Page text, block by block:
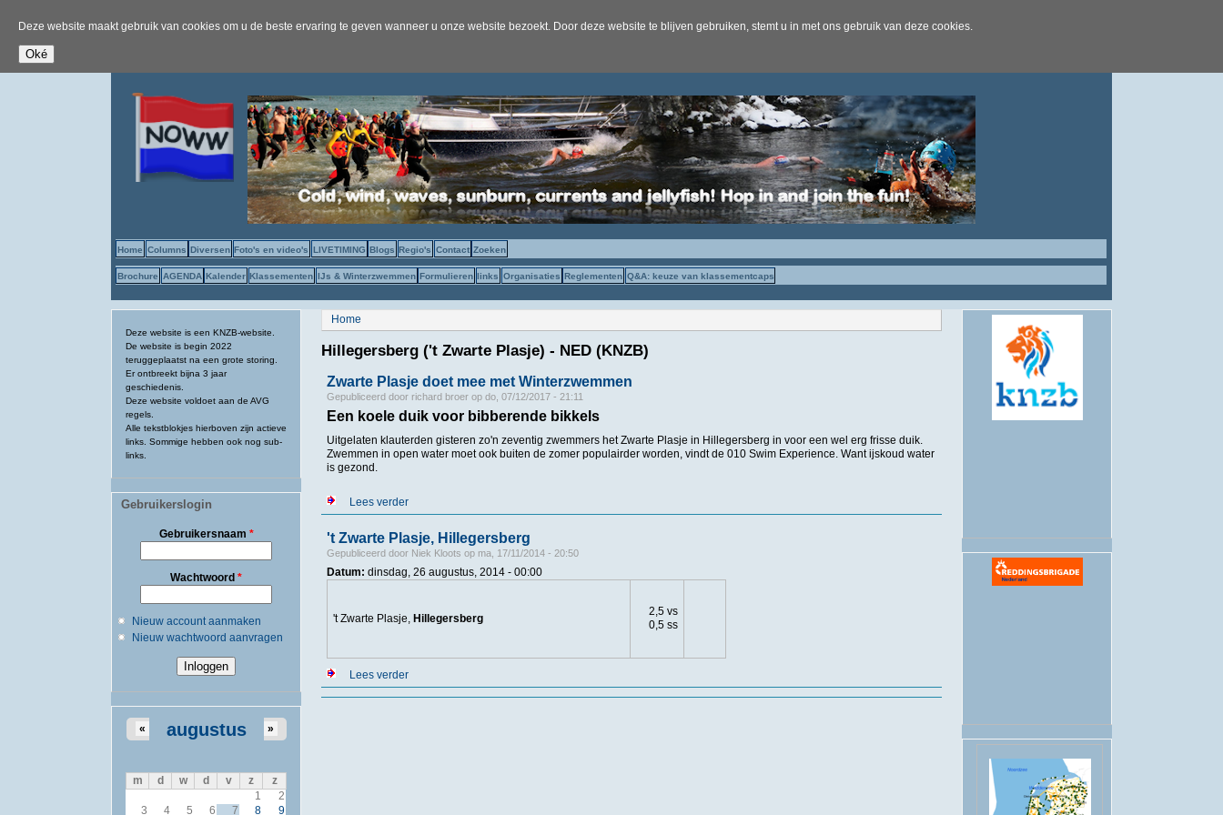
Deze website maakt gebruik van cookies om u de beste ervaring te geven wanneer u onze website bezoekt. Door deze website te blijven gebruiken, stemt u in met ons gebruik van deze cookies.
Home Columns Diversen Foto's en video's LIVETIMING Blogs Regio's Contact Zoeken
Brochure AGENDA Kalender Klassementen IJs & Winterzwemmen Formulieren links Organisaties Reglementen Q&A: keuze van klassementcaps
Deze website is een KNZB-website.
De website is begin 2022
teruggeplaatst na een grote storing.
Er ontbreekt bijna 3 jaar
geschiedenis.
Deze website voldoet aan de AVG
regels.
Alle tekstblokjes hierboven zijn actieve
links. Sommige hebben ook nog sub-
links.
Gebruikerslogin
Gebruikersnaam *
Wachtwoord *
Nieuw account aanmaken
Nieuw wachtwoord aanvragen
augustus
« »
m d w d v z
z
1
2
3
4 5 6 7 8
9
U bent hier
Home
Hillegersberg ('t Zwarte Plasje) - NED (KNZB)
Zwarte Plasje doet mee met Winterzwemmen
Gepubliceerd door richard broerop do, 07/12/2017 - 21:11
Een koele duik voor bibberende bikkels
Uitgelaten klauterden gisteren zo'n zeventig zwemmers het Zwarte Plasje in Hillegersberg in voor een wel erg frisse duik.
Zwemmen in open water moet ook buiten de zomer populairder worden, vindt de 010 Swim Experience. Want ijskoud water
is gezond.
Lees verderover Zwarte Plasje doet mee met Winterzwemmen
't Zwarte Plasje, Hillegersberg
Gepubliceerd door Niek Kloots op ma, 17/11/2014 - 20:50
Datum: dinsdag, 26 augustus, 2014 - 00:00
't Zwarte Plasje, Hillegersberg
2,5 vs
0,5 ss
Lees verderover 't Zwarte Plasje, Hillegersberg